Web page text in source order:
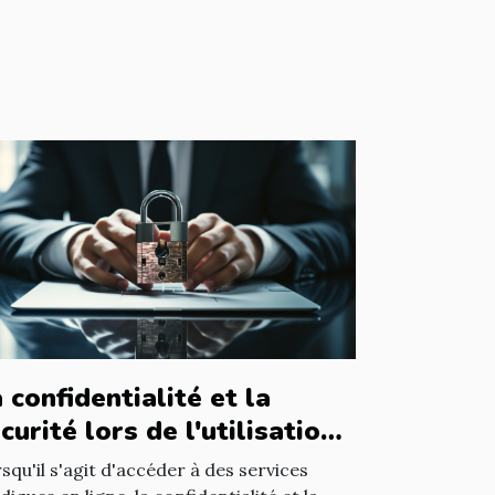
confidentialité et la
lors de l'utilisation
avocat en ligne
s'agit d'accéder à des services